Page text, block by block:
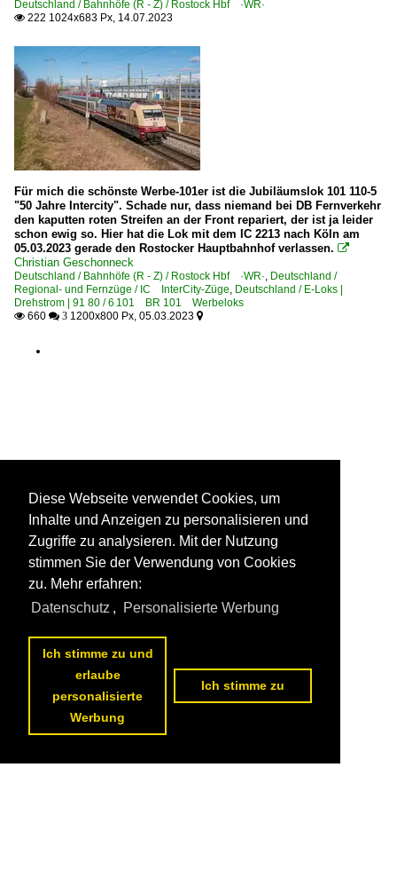
Deutschland / Bahnhöfe (R - Z) / Rostock Hbf ·WR·
 222 1024x683 Px, 14.07.2023
Für mich die schönste Werbe-101er ist die Jubiläumslok 101 110-5
"50 Jahre Intercity". Schade nur, dass niemand bei DB Fernverkehr
den kaputten roten Streifen an der Front repariert, der ist ja leider
schon ewig so. Hier hat die Lok mit dem IC 2213 nach Köln am
05.03.2023 gerade den Rostocker Hauptbahnhof verlassen. 
Christian Geschonneck
Deutschland / Bahnhöfe (R - Z) / Rostock Hbf ·WR·, Deutschland /
Regional- und Fernzüge / IC InterCity-Züge, Deutschland / E-Loks |
Drehstrom | 91 80 / 6 101 BR 101 Werbeloks
 660  3 1200x800 Px, 05.03.2023 
Diese Webseite verwendet Cookies, um
Inhalte und Anzeigen zu personalisieren und
Zugriffe zu analysieren. Mit der Nutzung
stimmen Sie der Verwendung von Cookies
zu. Mehr erfahren:
Datenschutz , Personalisierte Werbung
Ich stimme zu und
erlaube
personalisierte
Werbung
Ich stimme zu